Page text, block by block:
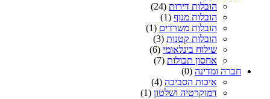
הובלות דירות (24)
הובלות מנוף (1)
הובלות משרדים (1)
הובלות קטנות (3)
שילוח בינלאומי (6)
אחסון תכולות (7)
חברה ומדינה (0)
איכות הסביבה (4)
דמוקרטיה ושלטון (1)